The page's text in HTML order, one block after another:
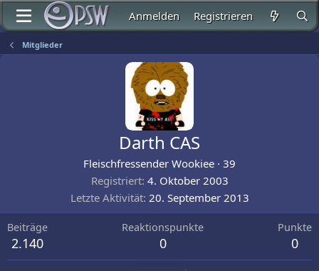
Anmelden Registrieren
Mitglieder
Darth CAS
Fleischfressender Wookiee · 39
Registriert 4. Oktober 2003
Letzte Aktivität 20. September 2013
Beiträge
2.140
Reaktionspunkte
0
Punkte
0